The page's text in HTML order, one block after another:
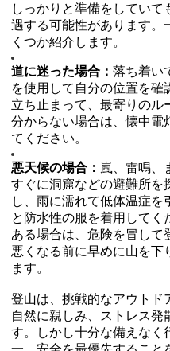
しっかりと準備をしてい
遇する可能性があります。
くつか紹介します。
道に迷った場合：落ち着い
を使用して自分の位置を
立ち止まって、最寄りのル
分からない場合は、懐中電
てください。
悪天候の場合： 嵐、雷鳴、
すぐに洞窟などの避難所を
し、雨に濡れて低体温症
と防水性の服を着用して
ある場合は、危険を冒して
悪くなる前に早めに山を下
ます。
登山は、挑戦的なアウトド
自然に親しみ、ストレス発
す。しかし十分な備えなく